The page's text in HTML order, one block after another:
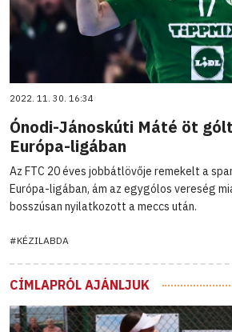
2022. 11. 30. 16:34
Ónodi-Jánoskúti Máté öt
Európa-ligában
Az FTC 20 éves jobbátlövője remekelt a
Európa-ligában, ám az egygólos vereség
bosszúsan nyilatkozott a meccs után.
#KÉZILABDA
CÍMLAPRÓL AJÁNLJUK